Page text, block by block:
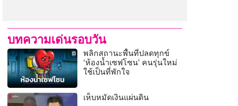
บทความเด่นรอบวัน
พลิกสถานะพื้นที่ปลดทุกข์
‘ห้องน้ำเซฟโซน’ คนรุ่นใหม่
ใช้เป็นที่พักใจ
เห็บหมัดเงินแผ่นดิน